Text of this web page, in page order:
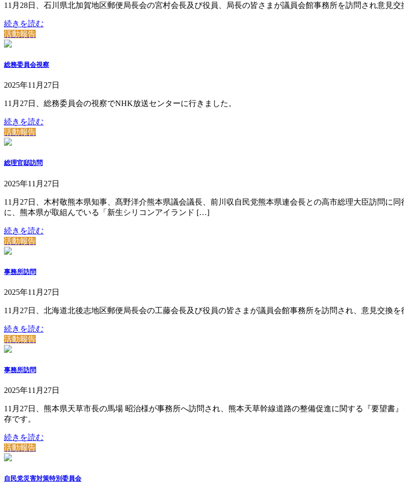
11月28日、石川県北加賀地区郵便局長会の宮村会長及び役員、局長の皆さまが議員会館事務所を訪問され意見交
続きを読む
活動報告
総務委員会視察
2025年11月27日
11月27日、総務委員会の視察でNHK放送センターに行きました。
続きを読む
活動報告
総理官邸訪問
2025年11月27日
11月27日、木村敬熊本県知事、髙野洋介熊本県議会議長、前川収自民党熊本県連会長との高市総理大臣訪問に
に、熊本県が取組んでいる「新生シリコンアイランド […]
続きを読む
活動報告
事務所訪問
2025年11月27日
11月27日、北海道北後志地区郵便局長会の工藤会長及び役員の皆さまが議員会館事務所を訪問され、意見交換を
続きを読む
活動報告
事務所訪問
2025年11月27日
11月27日、熊本県天草市長の馬場 昭治様が事務所へ訪問され、熊本天草幹線道路の整備促進に関する『要望書
存です。
続きを読む
活動報告
自民党災害対策特別委員会